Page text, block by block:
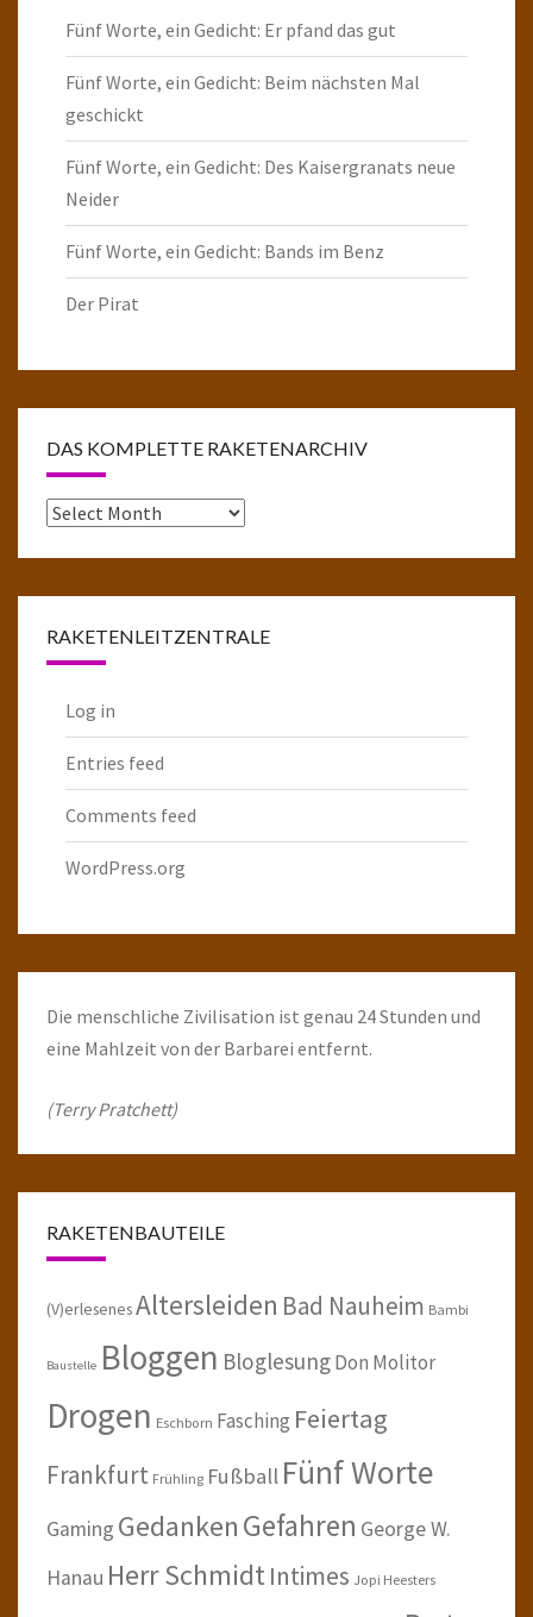
Fünf Worte, ein Gedicht: Er pfand das gut
Fünf Worte, ein Gedicht: Beim nächsten Mal
geschickt
Fünf Worte, ein Gedicht: Des Kaisergranats neue
Neider
Fünf Worte, ein Gedicht: Bands im Benz
Der Pirat
DAS KOMPLETTE RAKETENARCHIV
Das
RAKETENLEITZENTRALE
Log in
Entries feed
Comments feed
WordPress.org
Die menschliche Zivilisation ist genau 24 Stunden und
eine Mahlzeit von der Barbarei entfernt.
(Terry Pratchett)
RAKETENBAUTEILE
(V)erlesenesAltersleiden Bad Nauheim Bambi
Baustelle Bloggen BloglesungDon Molitor
Drogen Eschborn Fasching Feiertag
Frankfurt Frühling Fußball Fünf Worte
Gaming GedankenGefahren George W.
Hanau Herr SchmidtIntimes Jopi Heesters